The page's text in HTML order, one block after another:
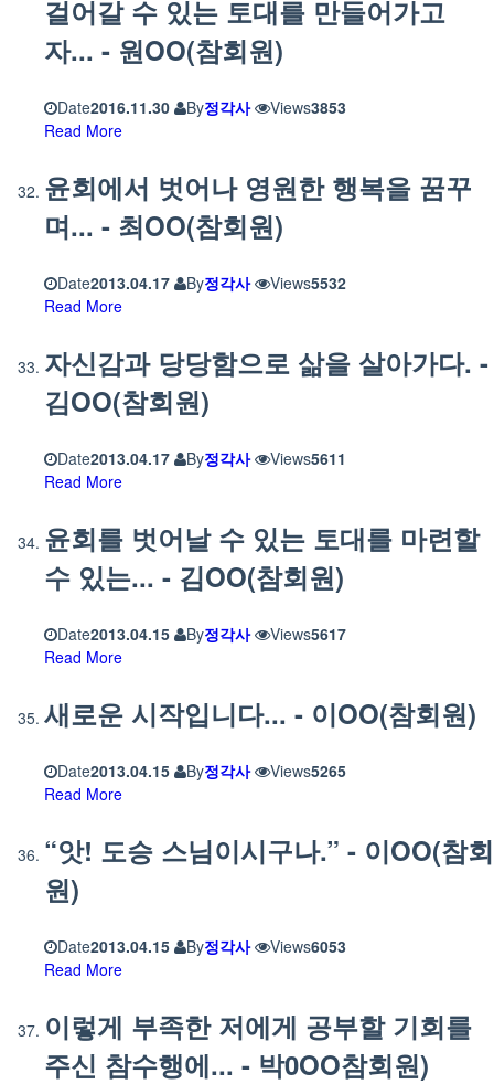
걸어갈 수 있는 토대를 만들어가고
자... - 원OO(참회원)
Date2016.11.30 By정각사 Views3853
Read More
윤회에서 벗어나 영원한 행복을 꿈꾸
며... - 최OO(참회원)
Date2013.04.17 By정각사 Views5532
Read More
자신감과 당당함으로 삶을 살아가다. -
김OO(참회원)
Date2013.04.17 By정각사 Views5611
Read More
윤회를 벗어날 수 있는 토대를 마련할
수 있는... - 김OO(참회원)
Date2013.04.15 By정각사 Views5617
Read More
새로운 시작입니다... - 이OO(참회원)
Date2013.04.15 By정각사 Views5265
Read More
“앗! 도승 스님이시구나.” - 이OO(참회
원)
Date2013.04.15 By정각사 Views6053
Read More
이렇게 부족한 저에게 공부할 기회를
주신 참수행에... - 박0OO참회원)